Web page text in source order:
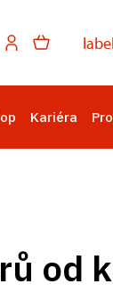
Kariéra
od